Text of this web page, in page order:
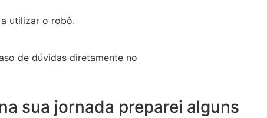
utilizar o robô.
de dúvidas diretamente no
sua jornada preparei alguns